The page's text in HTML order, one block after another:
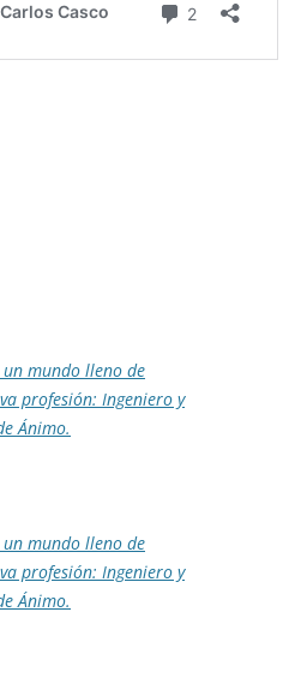
mundo lleno de
profesión: Ingeniero y
Ánimo.
mundo lleno de
profesión: Ingeniero y
Ánimo.